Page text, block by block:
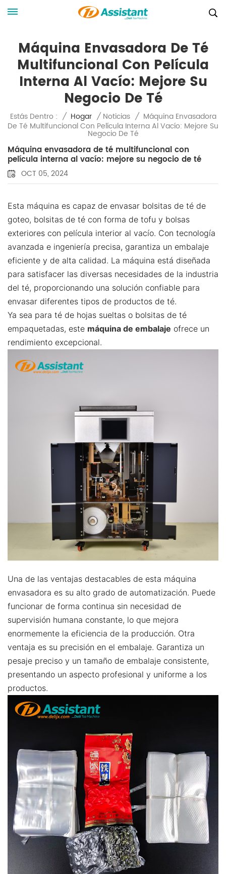
Máquina Envasadora De Té
Multifuncional Con Película
Interna Al Vacío: Mejore Su
Negocio De Té
Estás Dentro : / Hogar / Noticias / Máquina Envasadora
De Té Multifuncional Con Película Interna Al Vacío: Mejore Su
Negocio De Té
Máquina envasadora de té multifuncional con
película interna al vacío: mejore su negocio de té
OCT 05, 2024
Esta máquina es capaz de envasar bolsitas de té de
goteo, bolsitas de té con forma de tofu y bolsas
exteriores con película interior al vacío. Con tecnología
avanzada e ingeniería precisa, garantiza un embalaje
eficiente y de alta calidad. La máquina está diseñada
para satisfacer las diversas necesidades de la industria
del té, proporcionando una solución confiable para
envasar diferentes tipos de productos de té.
Ya sea para té de hojas sueltas o bolsitas de té
empaquetadas, este máquina de embalaje ofrece un
rendimiento excepcional.
Una de las ventajas destacables de esta máquina
envasadora es su alto grado de automatización. Puede
funcionar de forma continua sin necesidad de
supervisión humana constante, lo que mejora
enormemente la eficiencia de la producción. Otra
ventaja es su precisión en el embalaje. Garantiza un
pesaje preciso y un tamaño de embalaje consistente,
presentando un aspecto profesional y uniforme a los
productos.